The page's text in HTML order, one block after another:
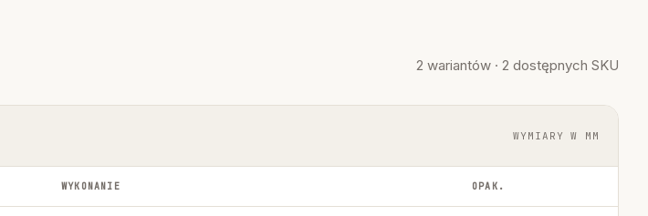
2 wariantów · 2 dostępnych SKU
WYMIARY W MM
WYKONANIE OPAK.